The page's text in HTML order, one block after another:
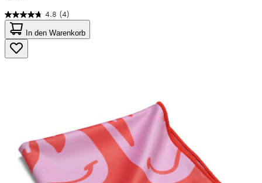
4.8 (4)
4.8
von
5
Sternen.
4
In den Warenkorb